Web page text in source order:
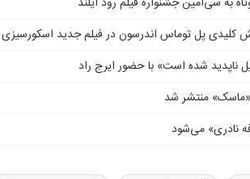
کلیدی پل توماس اندرسون در فیلم جدید اسکورسیزی
ناپدید شده است» با حضور ایرج راد
«ماسک» منتشر شد
نادری» می‌شود